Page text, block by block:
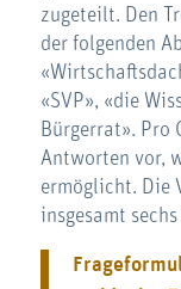
zugeteilt. Den
der folgenden
«SVP», «die
Bürgerrat». Pro
Antworten vor,
ermöglicht. Die
insgesamt